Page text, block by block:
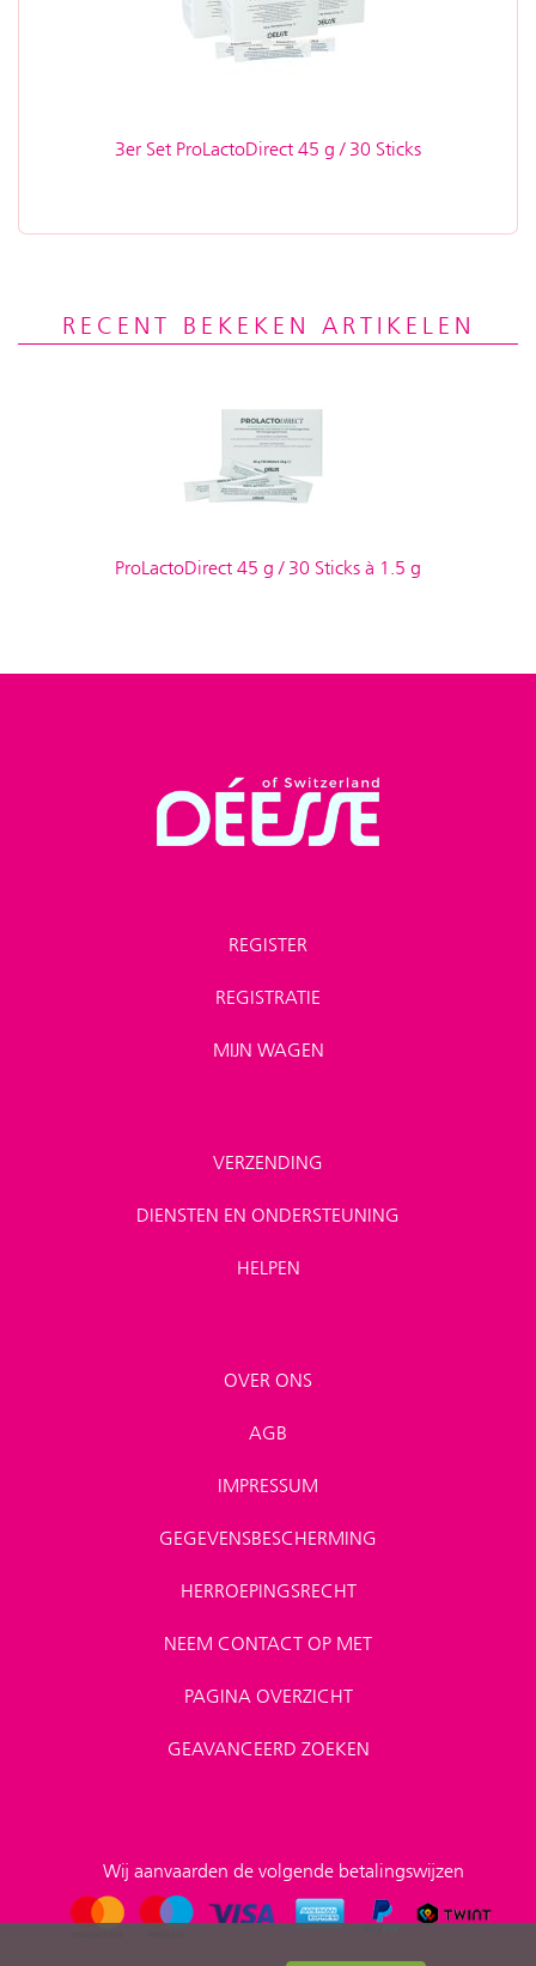
3er Set ProLactoDirect 45 g / 30 Sticks
RECENT BEKEKEN ARTIKELEN
ProLactoDirect 45 g / 30 Sticks à 1.5 g
REGISTER
REGISTRATIE
MIJN WAGEN
VERZENDING
DIENSTEN EN ONDERSTEUNING
HELPEN
OVER ONS
AGB
IMPRESSUM
GEGEVENSBESCHERMING
HERROEPINGSRECHT
NEEM CONTACT OP MET
PAGINA OVERZICHT
GEAVANCEERD ZOEKEN
Wij aanvaarden de volgende betalingswijzen